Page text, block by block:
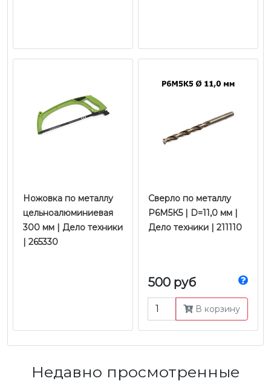
Ножовка по металлу ​​​​​​​
цельноалюминиевая
300 мм | Дело техники
| 265330
Сверло по металлу
Р6М5К5 | D=11,0 мм |
Дело техники | 211110
500 руб
В корзину
Недавно просмотренные